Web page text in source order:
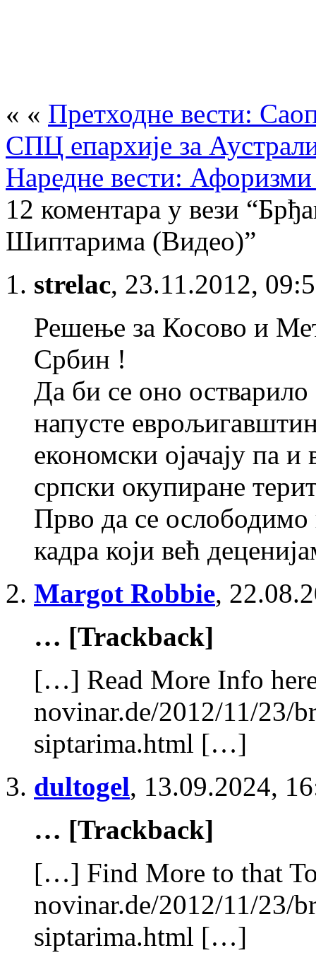
« « Претходне вести:
СПЦ епархије за
Наредне вести: Афоризми
12 коментара у вези
Шиптарима (Видео)”
strelac, 23.11.2012,
Решење за Косово и
Србин !
Да би се оно
напусте
економски ојачају па
српски окупиране
Прво да се ослободимо
кадра који већ
Margot Robbie,
… [Trackback]
[…] Read More Info
novinar.de/2012/11/23/
siptarima.html […]
dultogel, 13.09.2024,
… [Trackback]
[…] Find More to that
novinar.de/2012/11/23/
siptarima.html […]